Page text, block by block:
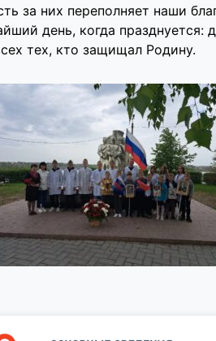
за них переполняет наши
день, когда празднуется:
тех, кто защищал Родину.